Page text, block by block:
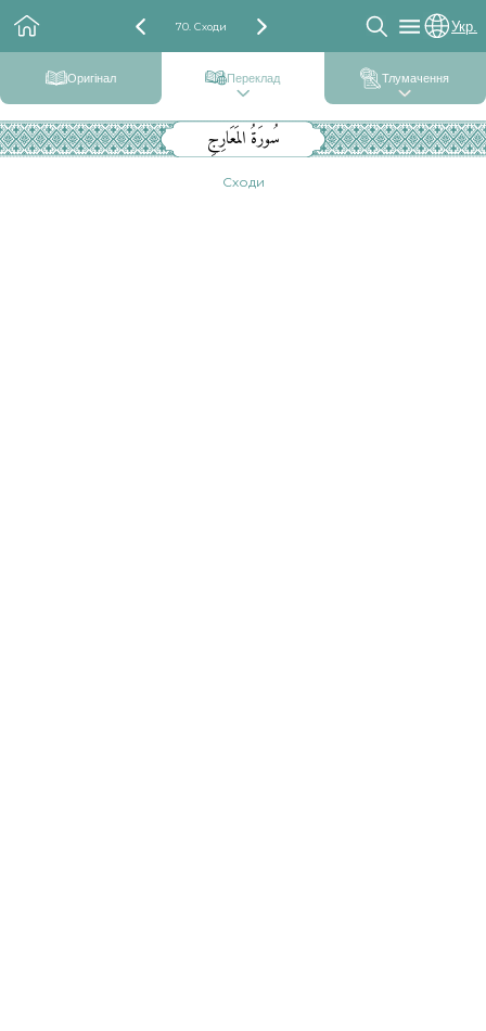
70. Сходи Укр.
Оригінал Переклад Тлумачення
سُورَةُ المَعَارِجِ
Сходи